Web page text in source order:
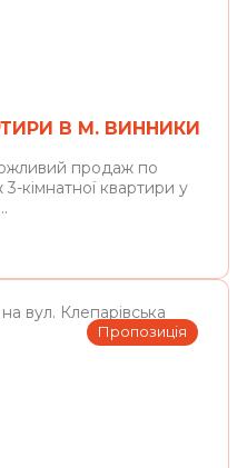
В М. ВИННИКИ
продаж по
кімнатної квартири у
Пропозиція